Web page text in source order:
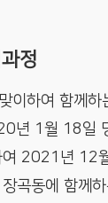
정
이하여 함께
년 1월 18일
여 2021년 12
곡동에 함께